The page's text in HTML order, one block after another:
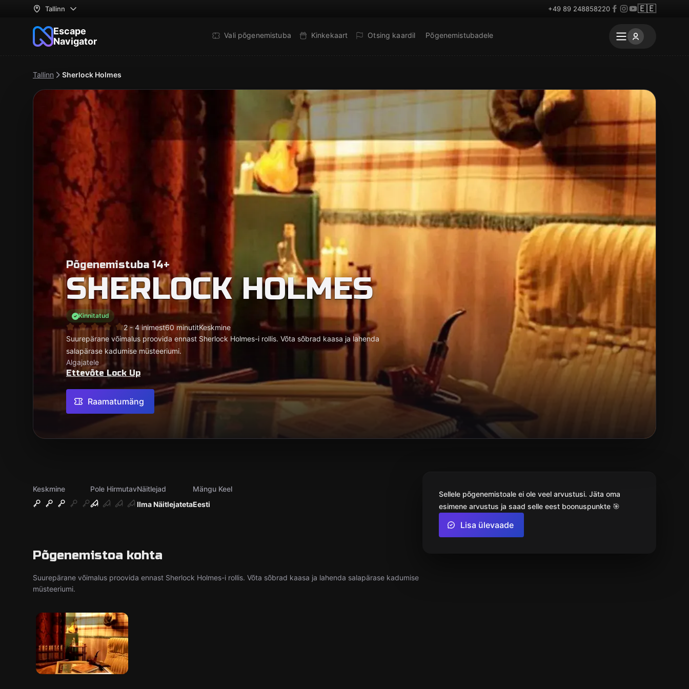
Tallinn +49 89 248858220 🇪🇪
Escape
Navigator
Vali põgenemistuba Kinkekaart Otsing kaardil Põgenemistubadele
Tallinn Sherlock Holmes
Põgenemistuba 14+
SHERLOCK HOLMES
Kinnitatud
2 - 4 inimest60 minutitKeskmine
Suurepärane võimalus proovida ennast Sherlock Holmes-i rollis. Võta sõbrad kaasa ja lahenda
salapärase kadumise müsteeriumi.
Algajatele
Ettevõte Lock Up
Raamatumäng
Keskmine
Pole Hirmutav
Ilma Näitlejateta
Näitlejad
Eesti
Mängu Keel
Põgenemistoa kohta
Suurepärane võimalus proovida ennast Sherlock Holmes-i rollis. Võta sõbrad kaasa ja lahenda salapärase kadumise
müsteeriumi.
Sellele põgenemistoale ei ole veel arvustusi. Jäta oma
esimene arvustus ja saad selle eest boonuspunkte 🎯
Lisa ülevaade